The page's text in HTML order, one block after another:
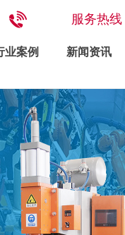
服务热线
业案例 新闻资讯